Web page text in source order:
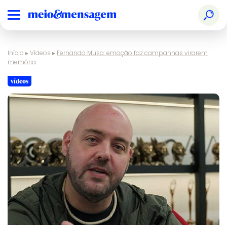
Início ▸Vídeos ▸ Fernando Musa: emoção faz campanhas virarem
memória
vídeos